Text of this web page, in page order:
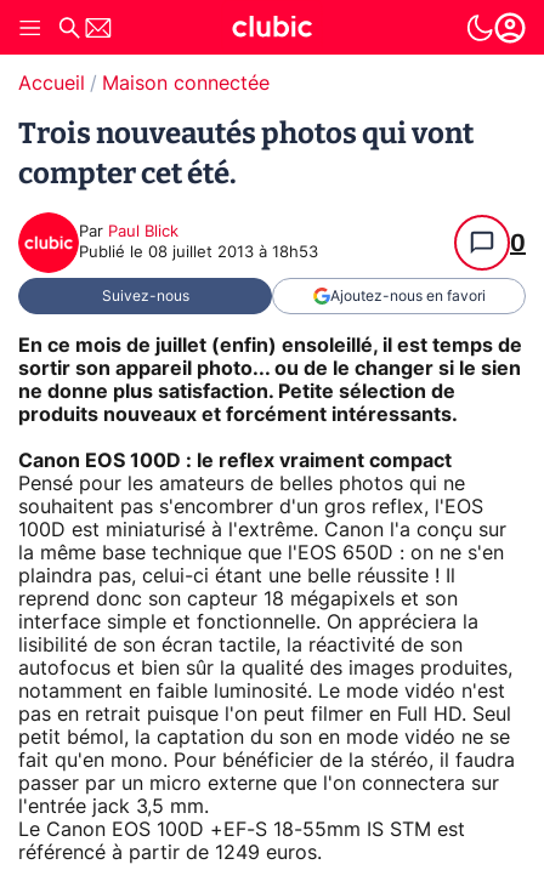
Accueil Maison connectée
Trois nouveautés photos qui vont
compter cet été.
Par Paul Blick
Publié le 08 juillet 2013 à 18h53 0
Suivez-nous Ajoutez-nous en favori
En ce mois de juillet (enfin) ensoleillé, il est temps de
sortir son appareil photo... ou de le changer si le sien
ne donne plus satisfaction. Petite sélection de
produits nouveaux et forcément intéressants.
Canon EOS 100D : le reflex vraiment compact
Pensé pour les amateurs de belles photos qui ne
souhaitent pas s'encombrer d'un gros reflex, l'EOS
100D est miniaturisé à l'extrême. Canon l'a conçu sur
la même base technique que l'EOS 650D : on ne s'en
plaindra pas, celui-ci étant une belle réussite ! Il
reprend donc son capteur 18 mégapixels et son
interface simple et fonctionnelle. On appréciera la
lisibilité de son écran tactile, la réactivité de son
autofocus et bien sûr la qualité des images produites,
notamment en faible luminosité. Le mode vidéo n'est
pas en retrait puisque l'on peut filmer en Full HD. Seul
petit bémol, la captation du son en mode vidéo ne se
fait qu'en mono. Pour bénéficier de la stéréo, il faudra
passer par un micro externe que l'on connectera sur
l'entrée jack 3,5 mm.
Le Canon EOS 100D +EF-S 18-55mm IS STM est
référencé à partir de 1249 euros.